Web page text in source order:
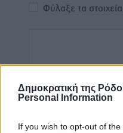
Δημοκρατική της
Personal Information
If you wish to opt-out of
Φύλαξε τα